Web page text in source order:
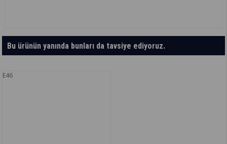
Bu ürünün yanında bunları da tavsiye ediyoruz.
E46